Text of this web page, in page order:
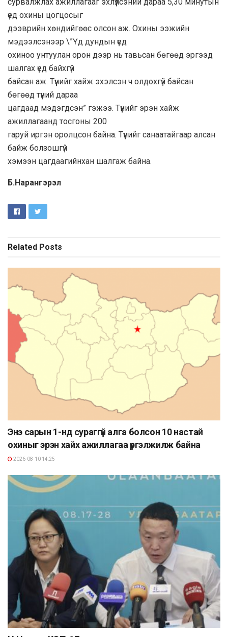
үед охины цогцосыг
дээврийн хөндийгөөс олсон аж. Охины ээжийн
мэдээлсэнээр \”Үд дундын үед
охиноо унтуулан орон дээр нь тавьсан бөгөөд эргээд
шалгах үед байхгүй
байсан аж. Түүнийг хайж эхэлсэн ч олдохгүй байсан
бөгөөд түүний дараа
цагдаад мэдэгдсэн” гэжээ. Түүнийг эрэн хайж
ажиллагаанд тосгоны 200
гаруй иргэн оролцсон байна. Түүнийг санаатайгаар алсан
байж болзошгүй
хэмээн цагдаагийнхан шалгаж байна.
Б.Нарангэрэл
Related Posts
Энэ сарын 1-нд сураггүй алга болсон 10 настай
охиныг эрэн хайх ажиллагаа үргэлжилж байна
2026-08-10 14:25